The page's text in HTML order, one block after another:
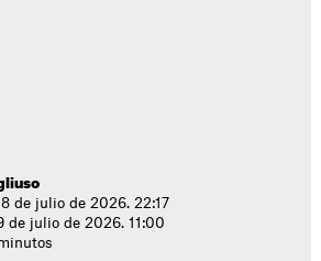
de julio de 2026. 22:17
de julio de 2026. 11:00